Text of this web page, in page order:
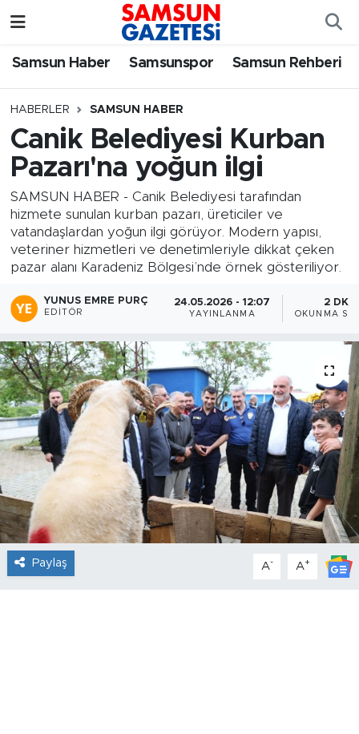
Samsun Haber Samsunspor Samsun Rehberi
HABERLER SAMSUN HABER
Canik Belediyesi Kurban
Pazarı'na yoğun ilgi
SAMSUN HABER - Canik Belediyesi tarafından
hizmete sunulan kurban pazarı, üreticiler ve
vatandaşlardan yoğun ilgi görüyor. Modern yapısı,
veteriner hizmetleri ve denetimleriyle dikkat çeken
pazar alanı Karadeniz Bölgesi’nde örnek gösteriliyor.
YUNUS EMRE PURÇ
EDITÖR
24.05.2026 - 12:07
YAYINLANMA
2 DK
OKUNMA
Paylaş A- A+
Samsun Haber
Samsun Rehberi
Samsun Nöbetçi Eczaneler
SAMSUN Namaz Vakitleri
Samsun Trafik Yoğunluk Haritası
Süper Lig Puan Durumu ve Fikstür
Tüm Manşetler
Son Dakika Haberleri
Haber Arşivi